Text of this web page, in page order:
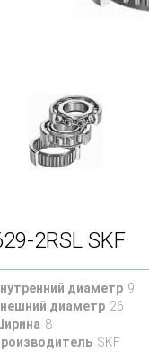
2RSL SKF
диаметр 9
диаметр 26
8
SKF